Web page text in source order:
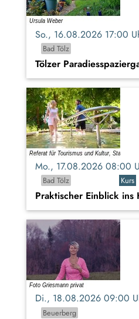
So., 16.08.2026 17:00
Bad Tölz
Tölzer
Mo., 17.08.2026 08:00
Bad Tölz
Kurs
Praktischer Einblick ins
Di., 18.08.2026 09:00
Beuerberg